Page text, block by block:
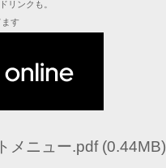
リンクも。
す
メニュー.pdf(0.44MB)